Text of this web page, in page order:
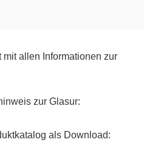
allen Informationen zur
zur Glasur:
als Download: